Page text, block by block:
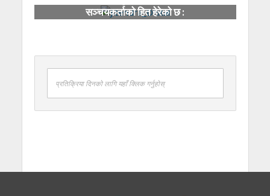
सञ्चयकर्ताको हित हेरेको छ :
प्रतिक्रिया दिनको लागि यहाँ क्लिक गर्नुहोस्